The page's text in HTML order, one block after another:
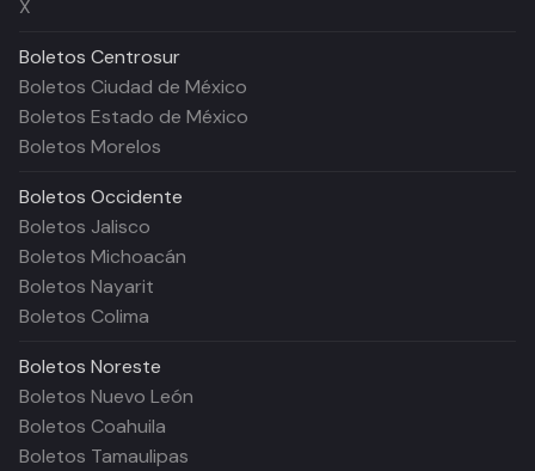
X
Boletos Centrosur
Boletos Ciudad de México
Boletos Estado de México
Boletos Morelos
Boletos Occidente
Boletos Jalisco
Boletos Michoacán
Boletos Nayarit
Boletos Colima
Boletos Noreste
Boletos Nuevo León
Boletos Coahuila
Boletos Tamaulipas